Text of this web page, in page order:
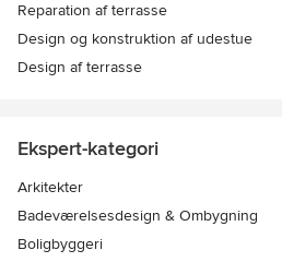
Reparation af terrasse
Design og konstruktion af udestue
Design af terrasse
Ekspert-kategori
Arkitekter
Badeværelsesdesign & Ombygning
Boligbyggeri